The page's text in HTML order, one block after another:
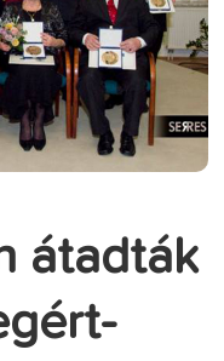
átadták